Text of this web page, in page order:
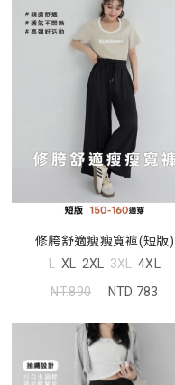
修胯舒適瘦瘦寬褲(短版)
L XL 2XL 3XL 4XL
NT.890
NTD.783